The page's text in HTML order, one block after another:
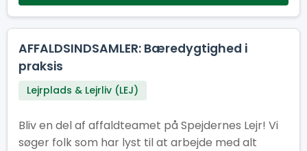
AFFALDSINDSAMLER: Bæredygtighed i
praksis
Lejrplads & Lejrliv (LEJ)
Bliv en del af affaldteamet på Spejdernes Lejr! Vi
søger folk som har lyst til at arbejde med alt